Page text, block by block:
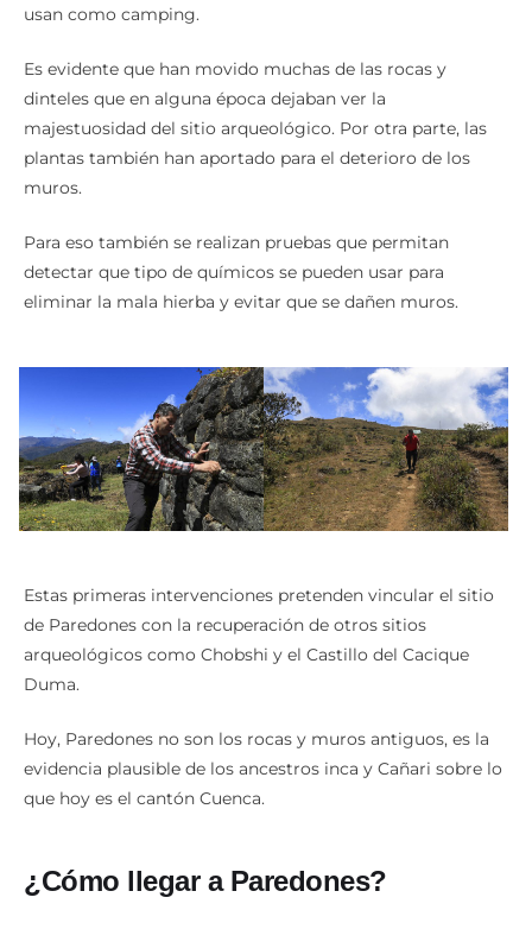
usan como camping.
Es evidente que han movido muchas de las rocas y
dinteles que en alguna época dejaban ver la
majestuosidad del sitio arqueológico. Por otra parte, las
plantas también han aportado para el deterioro de los
muros.
Para eso también se realizan pruebas que permitan
detectar que tipo de químicos se pueden usar para
eliminar la mala hierba y evitar que se dañen muros.
Estas primeras intervenciones pretenden vincular el sitio
de Paredones con la recuperación de otros sitios
arqueológicos como Chobshi y el Castillo del Cacique
Duma.
Hoy, Paredones no son los rocas y muros antiguos, es la
evidencia plausible de los ancestros inca y Cañari sobre lo
que hoy es el cantón Cuenca.
¿Cómo llegar a Paredones?